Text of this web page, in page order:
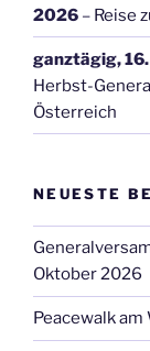
2026 – Reise
ganztägig,
Herbst-
Österreich
NEUESTE
Oktober 2026
Peacewalk